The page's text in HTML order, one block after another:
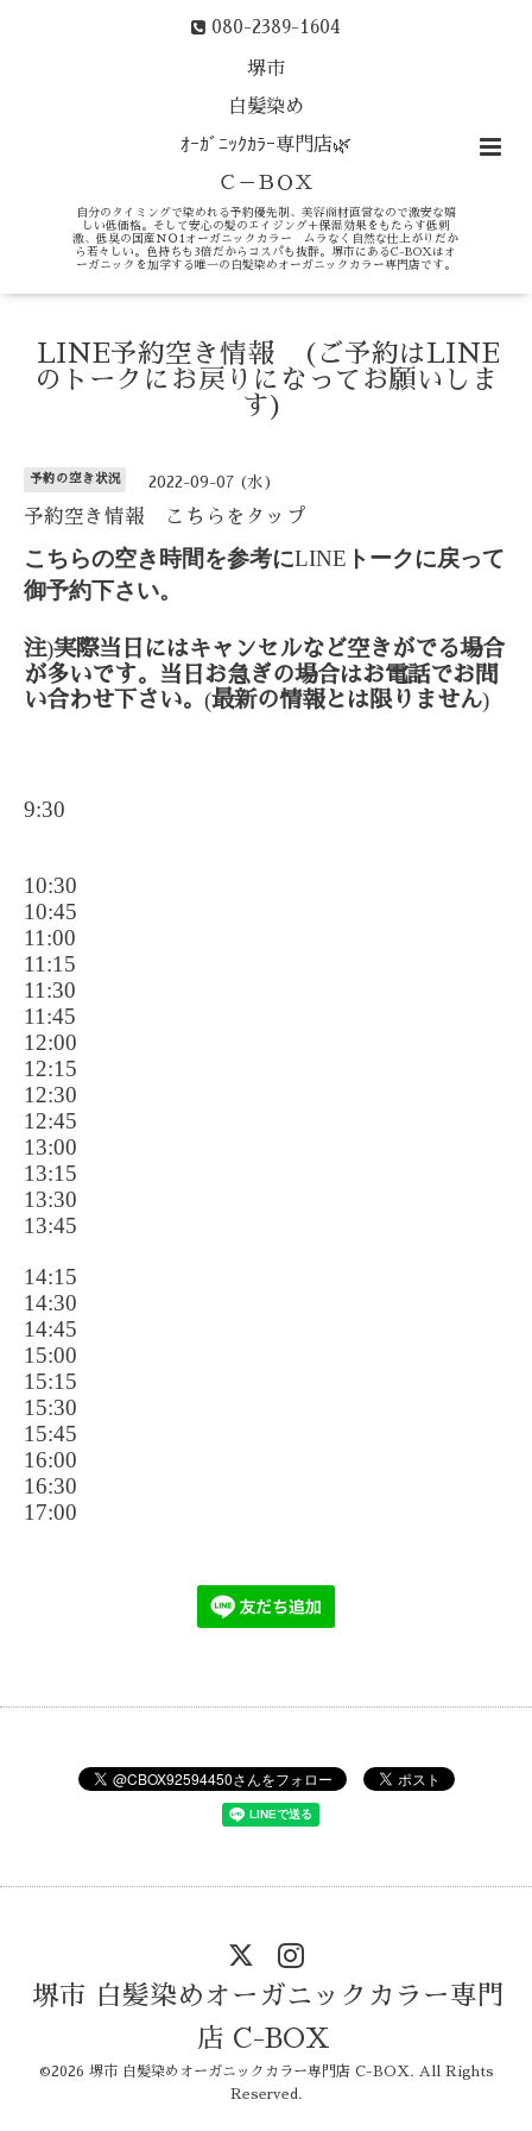
080-2389-1604
堺市
白髪染め
ｵｰｶﾞﾆｯｸｶﾗｰ専門店🌿
Ｃ－ＢＯＸ
自分のタイミングで染めれる予約優先制、美容商材直営なので激安な嬉
しい低価格。そして安心の髪のエイジング＋保湿効果をもたらす低刺
激、低臭の国産ＮＯ1オーガニックカラー ムラなく自然な仕上がりだか
ら若々しい。色持ちも3倍だからコスパも抜群。堺市にあるC-BOXはオ
ーガニックを加学する唯一の白髪染めオーガニックカラー専門店です。
LINE予約空き情報 (ご予約はLINE
のトークにお戻りになってお願いしま
す)
予約の空き状況 2022-09-07 (水)
予約空き情報 こちらをタップ
こちらの空き時間を参考にLINE トークに戻って
御予約下さい。
注)実際当日にはキャンセルなど空きがでる場合
が多いです。当日お急ぎの場合はお電話でお問
い合わせ下さい。 (最新の情報とは限りません)
9:30
10:30
10:45
11:00
11:15
11:30
11:45
12:00
12:15
12:30
12:45
13:00
13:15
13:30
13:45
14:15
14:30
14:45
15:00
15:15
15:30
15:45
16:00
16:30
17:00
堺市 白髪染めオーガニックカラー専門
店 C-BOX
©2026 堺市 白髪染めオーガニックカラー専門店 C-BOX. All Rights
Reserved.